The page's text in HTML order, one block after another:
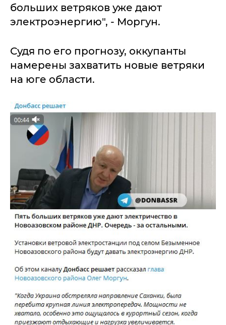
больших ветряков уже дают
электроэнергию", - Моргун.
Судя по его прогнозу, оккупанты
намерены захватить новые ветряки
на юге области.